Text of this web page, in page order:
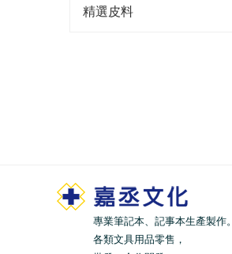
精選皮料
專業筆記本、記事本生產製作。
各類文具用品零售，